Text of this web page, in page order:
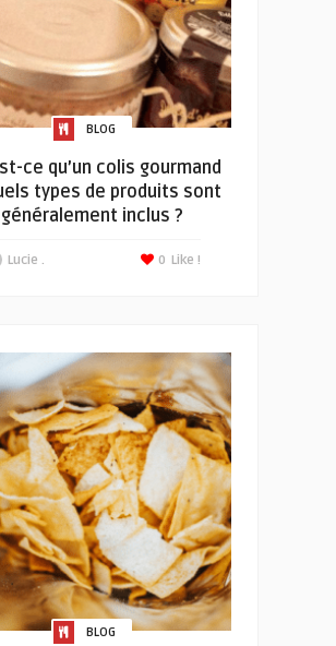
BLOG
ce qu’un colis gourmand
types de produits sont
généralement inclus ?
Lucie . Like !
0
BLOG